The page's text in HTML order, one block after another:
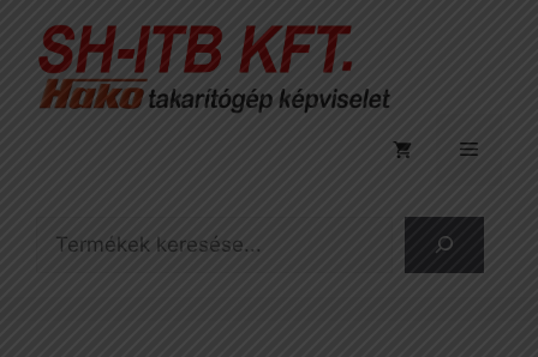
tartalomba
Menü